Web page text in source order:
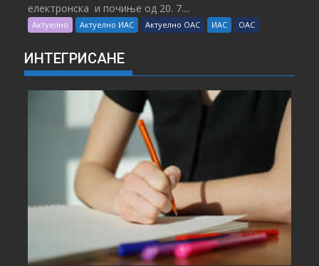
електронска и почиње од 20. 7....
Актуелно Актуелно ИАС Актуелно ОАС ИАС ОАС
ИНТЕГРИСАНЕ